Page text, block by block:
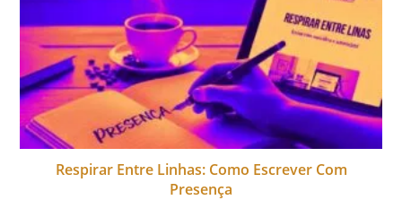
Respirar Entre Linhas: Como Escrever Com
Presença